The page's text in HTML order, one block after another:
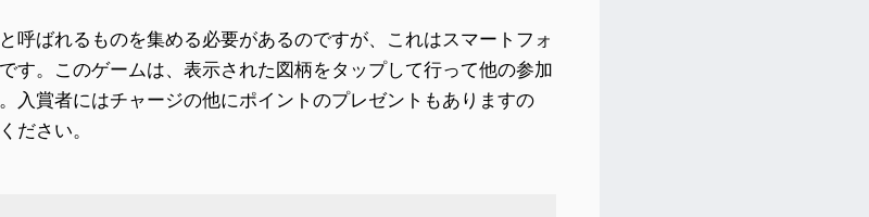
呼ばれるものを集める必要があるのですが、これはスマートフォ
す。このゲームは、表示された図柄をタップして行って他の参加
入賞者にはチャージの他にポイントのプレゼントもありますの
ださい。